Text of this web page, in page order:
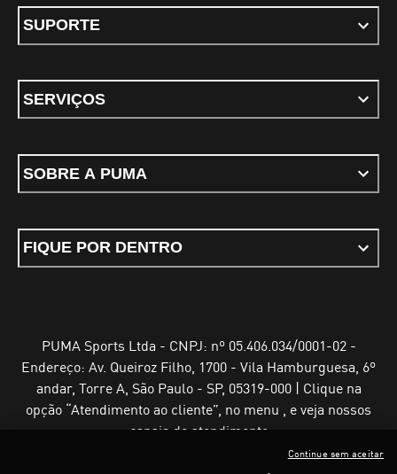
SUPORTE
SERVIÇOS
SOBRE A PUMA
FIQUE POR DENTRO
PUMA Sports Ltda - CNPJ: nº 05.406.034/0001-02 -
Endereço: Av. Queiroz Filho, 1700 - Vila Hamburguesa, 6º
andar, Torre A, São Paulo - SP, 05319-000 | Clique na
opção “Atendimento ao cliente”, no menu , e veja nossos
canais de atendimento
Continue sem aceitar